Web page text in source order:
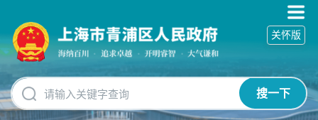
碍
操
明
跳
搜一下
关怀版